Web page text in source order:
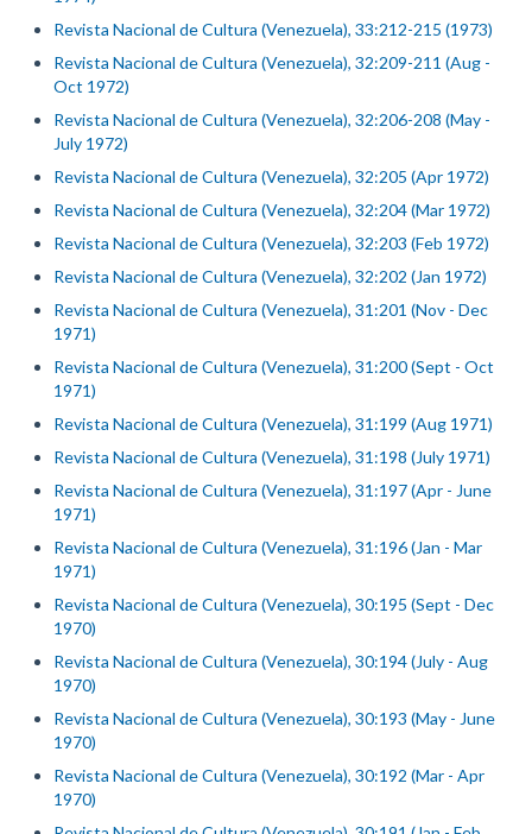
Revista Nacional de Cultura (Venezuela), 33:212-215 (1973)
Revista Nacional de Cultura (Venezuela), 32:209-211 (Aug -
Oct 1972)
Revista Nacional de Cultura (Venezuela), 32:206-208 (May -
July 1972)
Revista Nacional de Cultura (Venezuela), 32:205 (Apr 1972)
Revista Nacional de Cultura (Venezuela), 32:204 (Mar 1972)
Revista Nacional de Cultura (Venezuela), 32:203 (Feb 1972)
Revista Nacional de Cultura (Venezuela), 32:202 (Jan 1972)
Revista Nacional de Cultura (Venezuela), 31:201 (Nov - Dec
1971)
Revista Nacional de Cultura (Venezuela), 31:200 (Sept - Oct
1971)
Revista Nacional de Cultura (Venezuela), 31:199 (Aug 1971)
Revista Nacional de Cultura (Venezuela), 31:198 (July 1971)
Revista Nacional de Cultura (Venezuela), 31:197 (Apr - June
1971)
Revista Nacional de Cultura (Venezuela), 31:196 (Jan - Mar
1971)
Revista Nacional de Cultura (Venezuela), 30:195 (Sept - Dec
1970)
Revista Nacional de Cultura (Venezuela), 30:194 (July - Aug
1970)
Revista Nacional de Cultura (Venezuela), 30:193 (May - June
1970)
Revista Nacional de Cultura (Venezuela), 30:192 (Mar - Apr
1970)